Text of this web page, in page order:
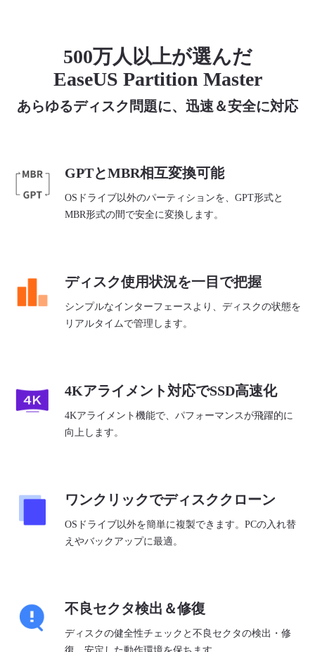
500万人以上が選んだ
EaseUS Partition Master
あらゆるディスク問題に、迅速＆安全に対応
GPTとMBR相互変換可能
OSドライブ以外のパーティションを、GPT形式と
MBR形式の間で安全に変換します。
ディスク使用状況を一目で把握
シンプルなインターフェースより、ディスクの状態を
リアルタイムで管理します。
4Kアライメント対応でSSD高速化
4Kアライメント機能で、パフォーマンスが飛躍的に
向上します。
ワンクリックでディスククローン
OSドライブ以外を簡単に複製できます。PCの入れ替
えやバックアップに最適。
不良セクタ検出＆修復
ディスクの健全性チェックと不良セクタの検出・修